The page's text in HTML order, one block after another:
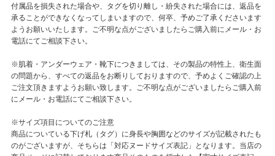
付属品を損失された場合や、タグを切り離し・紛失された場合には、返品を
承ることができなくなってしまいますので、何卒、予めご了承くださいます
ようお願いいたします。ご不明な点がございましたらご購入前にメール・お
電話にてご相談下さい。
※肌着・アンダーウェア・靴下につきましては、その製品の特性上、衛生面
の問題から、すべての返品をお断りしておりますので、予めよくご確認の上
ご注文頂きますようお願い致します。ご不明な点がございましたらご購入前
にメール・お電話にてご相談下さい。
※サイズ項目についてのご注意
商品についている下げ札（タグ）に身長や胸囲などのサイズが記載されたも
のがございますが、そちらは「対応ヌードサイズ表記」となります。当店の